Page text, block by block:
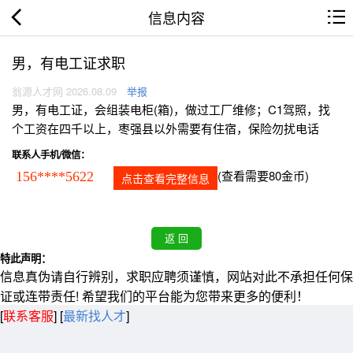
信息内容
男，有电工证求职
翁源人才网 2026.08.09 举报
男，有电工证，会组装电柜(箱)，做过工厂维修；C1驾照，找
个工资在四千以上，枣强县以外需要有住宿，保险勿扰电话
联系人手机/微信：
156****5622 点击查看完整信息 (查看需要80金币)
特此声明：
信息真伪请自行辨别，求职应聘须谨慎，网站对此不承担任何保
证或连带责任! 希望我们的平台能为您带来更多的便利！
[联系客服] [最新找人才]